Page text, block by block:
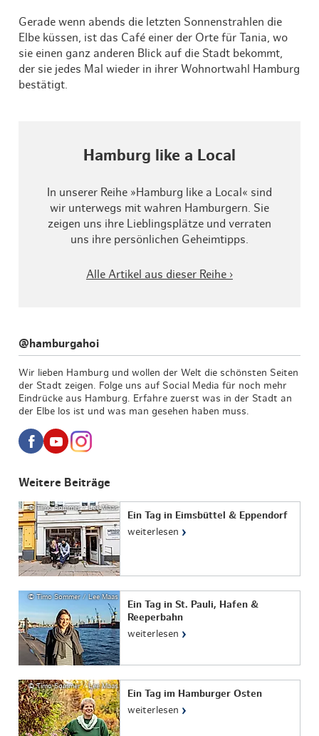
Gerade wenn abends die letzten Sonnenstrahlen die
Elbe küssen, ist das Café einer der Orte für Tania, wo
sie einen ganz anderen Blick auf die Stadt bekommt,
der sie jedes Mal wieder in ihrer Wohnortwahl Hamburg
bestätigt.
Hamburg like a Local
In unserer Reihe »Hamburg like a Local« sind
wir unterwegs mit wahren Hamburgern. Sie
zeigen uns ihre Lieblingsplätze und verraten
uns ihre persönlichen Geheimtipps.
Alle Artikel aus dieser Reihe ›
@hamburgahoi
Wir lieben Hamburg und wollen der Welt die schönsten Seiten
der Stadt zeigen. Folge uns auf Social Media für noch mehr
Eindrücke aus Hamburg. Erfahre zuerst was in der Stadt an
der Elbe los ist und was man gesehen haben muss.
Weitere Beiträge
© Timo Sommer / Lee Maas
Ein Tag in Eimsbüttel & Eppendorf
weiterlesen ›
© Timo Sommer / Lee Maas
Ein Tag in St. Pauli, Hafen &
Reeperbahn
weiterlesen ›
© Timo Sommer / Lee Maas
Ein Tag im Hamburger Osten
weiterlesen ›